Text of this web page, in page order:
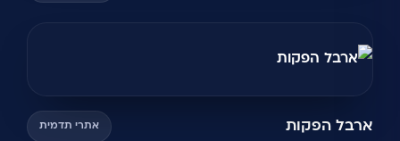
ארבל הפקות אתרי תדמית